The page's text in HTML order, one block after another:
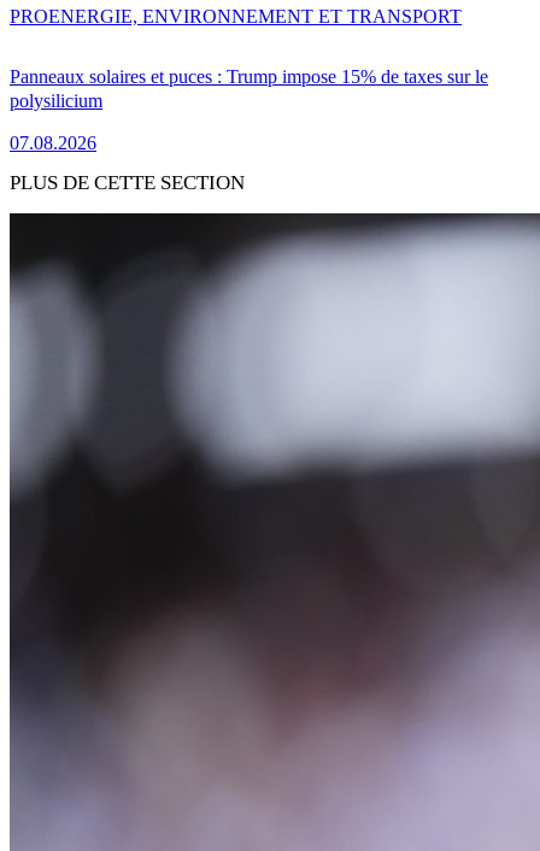
Panneaux solaires et puces : Trump impose 15% de taxes sur le
polysilicium
07.08.2026
PROENERGIE, ENVIRONNEMENT ET TRANSPORT
PLUS DE CETTE SECTION